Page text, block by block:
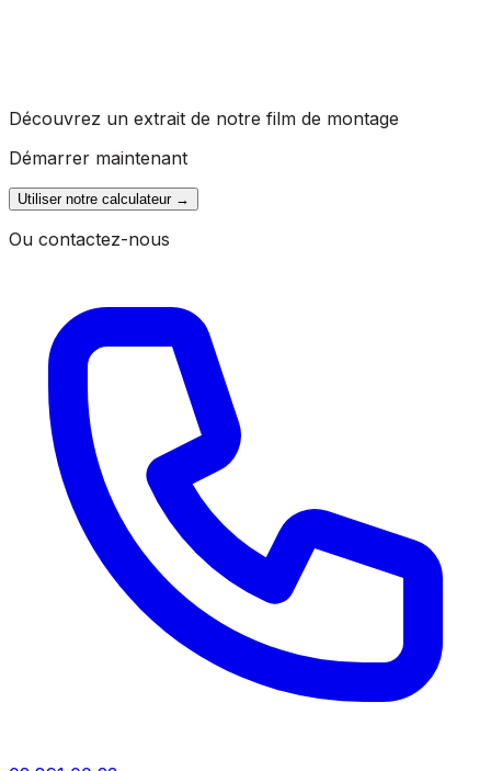
Découvrez un extrait de notre film de montage
Démarrer maintenant
Utiliser notre calculateur→
Ou contactez-nous